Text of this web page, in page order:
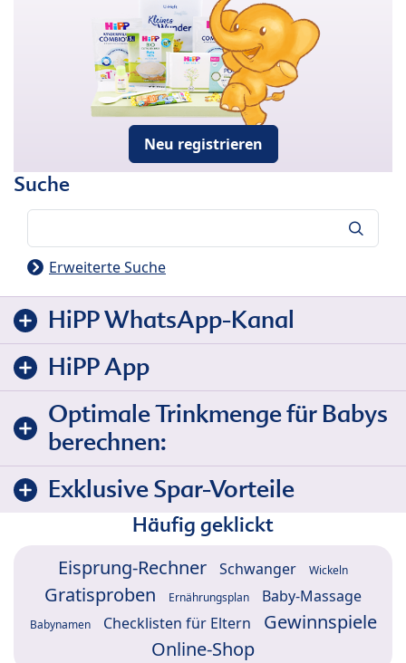
Neu registrieren
Suche
Erweiterte Suche
HiPP WhatsApp-Kanal
HiPP App
Optimale Trinkmenge für Babys
berechnen:
Exklusive Spar-Vorteile
Häufig geklickt
Eisprung-Rechner Schwanger Wickeln
Gratisproben Ernährungsplan Baby-Massage
Babynamen Checklisten für Eltern
Gewinnspiele
Online-Shop